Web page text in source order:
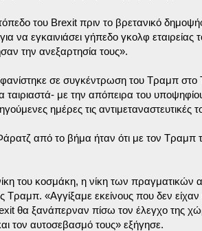
του Brexit πριν το βρετανικό
να εγκαινιάσει γήπεδο γκολφ εταιρείας
την ανεξαρτησία τους».
σε συγκέντρωση του Τραμπ στο
ταιριαστά- με την απόπειρα του
ημέρες τις αντιμεταναστευτικές
από το βήμα ήταν ότι με τον Τραμπ
του κοσμάκη, η νίκη των
«Αγγίξαμε εκείνους που δεν
θα ξανάπερναν πίσω τον έλεγχο της
τον αυτοσεβασμό τους» εξήγησε.